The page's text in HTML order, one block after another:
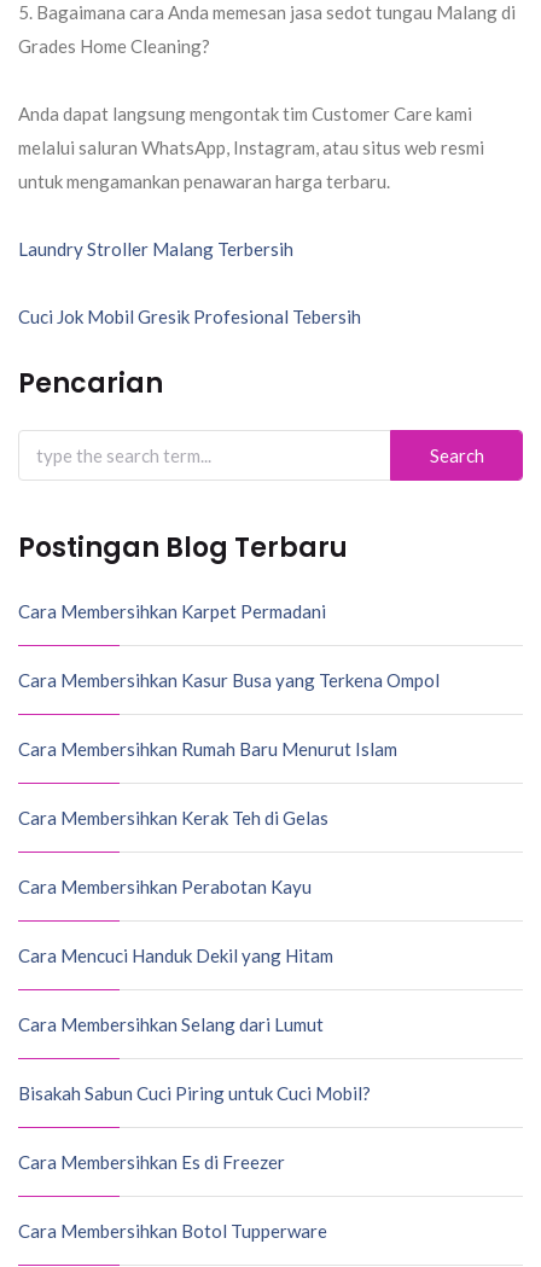
5. Bagaimana cara Anda memesan jasa sedot tungau Malang di
Grades Home Cleaning?
Anda dapat langsung mengontak tim Customer Care kami
melalui saluran WhatsApp, Instagram, atau situs web resmi
untuk mengamankan penawaran harga terbaru.
Navigasi
Laundry Stroller Malang Terbersih
Cuci Jok Mobil Gresik Profesional Tebersih
Pencarian
Search
for:
Postingan Blog Terbaru
Cara Membersihkan Karpet Permadani
Cara Membersihkan Kasur Busa yang Terkena Ompol
Cara Membersihkan Rumah Baru Menurut Islam
Cara Membersihkan Kerak Teh di Gelas
Cara Membersihkan Perabotan Kayu
Cara Mencuci Handuk Dekil yang Hitam
Cara Membersihkan Selang dari Lumut
Bisakah Sabun Cuci Piring untuk Cuci Mobil?
Cara Membersihkan Es di Freezer
Cara Membersihkan Botol Tupperware